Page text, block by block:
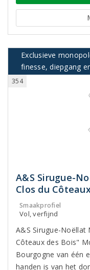
Exclusieve
finesse, diepgang
354
A&S Sirugue-
Clos du
Smaakprofiel
Vol, verfijnd
A&S Sirugue-Noëllat
Côteaux des Bois"
Bourgogne van één
handen is van het